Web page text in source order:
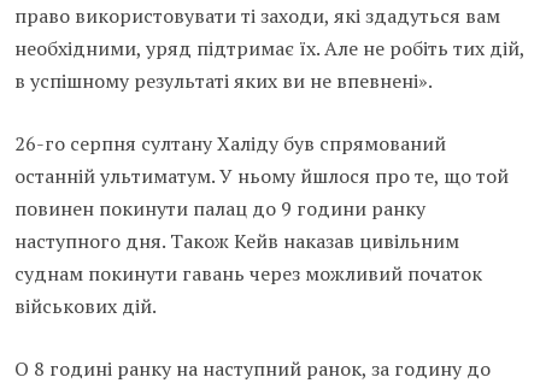
право використовувати ті заходи, які здадуться вам
необхідними, уряд підтримає їх. Але не робіть тих дій,
в успішному результаті яких ви не впевнені».
26-го серпня султану Халіду був спрямований
останній ультиматум. У ньому йшлося про те, що той
повинен покинути палац до 9 години ранку
наступного дня. Також Кейв наказав цивільним
суднам покинути гавань через можливий початок
військових дій.
О 8 годині ранку на наступний ранок, за годину до